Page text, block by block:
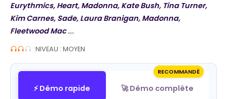
Eurythmics, Heart, Madonna, Kate Bush, Tina Turner,
Kim Carnes, Sade, Laura Branigan, Madonna,
Fleetwood Mac...
NIVEAU : MOYEN
⚡ Démo rapide
RECOMMANDÉ
🚀 Démo complète